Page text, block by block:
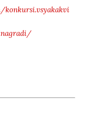
konkursi.vsyakakvi